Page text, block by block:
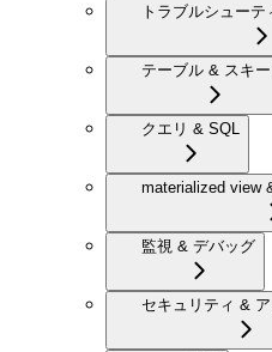
トラブルシュー
テーブル & スキ
クエリ & SQL
materialized view
監視 & デバッグ
セキュリティ &